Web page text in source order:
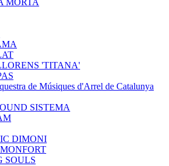
MORTA
'TITANA'
de Músiques d'Arrel de Catalunya
SISTEMA
DIMONI
SOULS